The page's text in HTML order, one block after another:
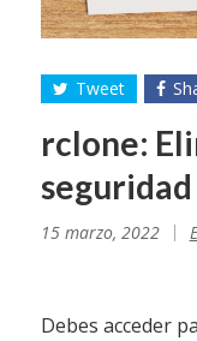
Tweet
rclone:
seguridad
15 marzo, 2022
Debes acceder